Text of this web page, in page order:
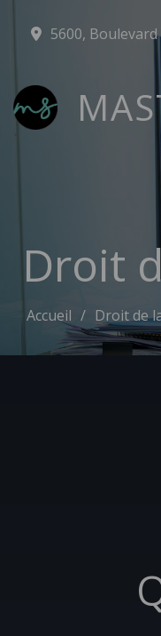
5600, Boulevard
Droit
Accueil Droit de